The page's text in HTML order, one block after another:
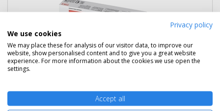
42 990 Ft (bruttó 54 597 Ft)
Privacy policy
We use cookies
We may place these for analysis of our visitor data, to improve our
website, show personalised content and to give you a great website
experience. For more information about the cookies we use open the
settings.
Accept all